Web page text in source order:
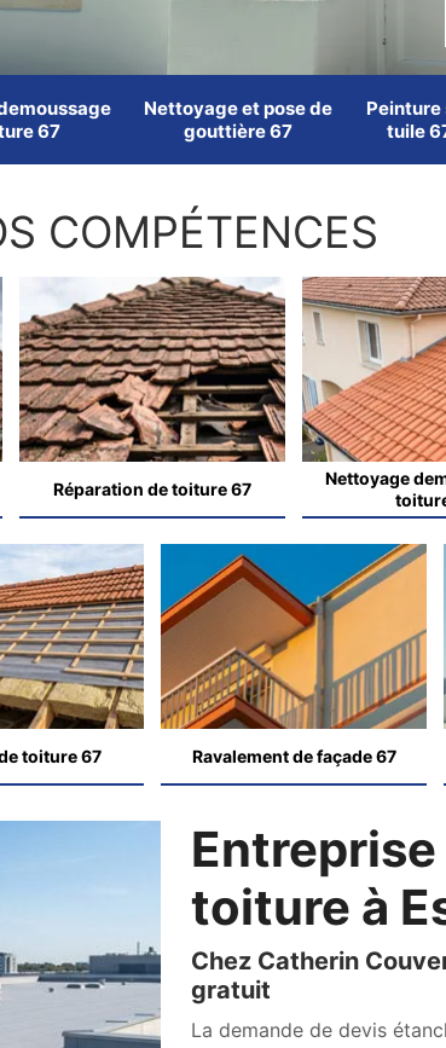
67
Nettoyage et pose de
gouttière 67
Peinture
tuile
COMPÉTENCES
Réparation de toiture 67
Nettoyage
toiture 67 Ravalement de façade 67
toiture à
Chez Catherin
gratuit
La demande de devis